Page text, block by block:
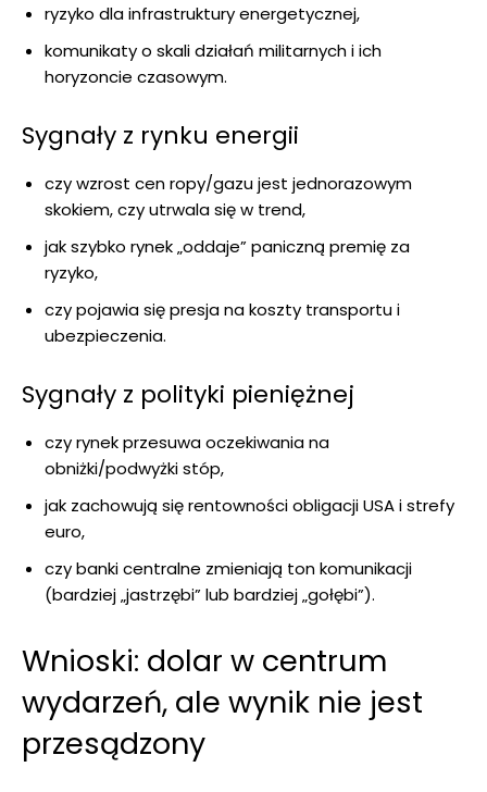
ryzyko dla infrastruktury energetycznej,
komunikaty o skali działań militarnych i ich
horyzoncie czasowym.
Sygnały z rynku energii
czy wzrost cen ropy/gazu jest jednorazowym
skokiem, czy utrwala się w trend,
jak szybko rynek „oddaje” paniczną premię za
ryzyko,
czy pojawia się presja na koszty transportu i
ubezpieczenia.
Sygnały z polityki pieniężnej
czy rynek przesuwa oczekiwania na
obniżki/podwyżki stóp,
jak zachowują się rentowności obligacji USA i strefy
euro,
czy banki centralne zmieniają ton komunikacji
(bardziej „jastrzębi” lub bardziej „gołębi”).
Wnioski: dolar w centrum
wydarzeń, ale wynik nie jest
przesądzony